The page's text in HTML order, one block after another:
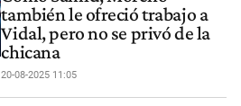
también le ofreció trabajo a
Vidal, pero no se privó de la
chicana
20-08-2025 11:05